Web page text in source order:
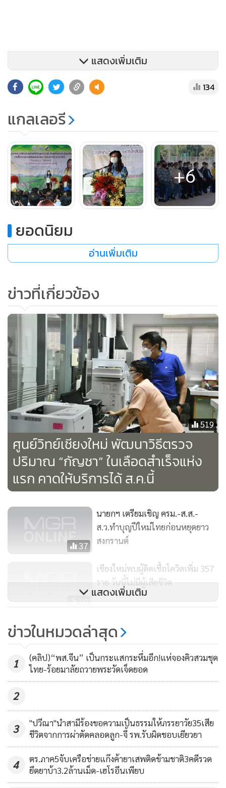
ทั้งนี้ รัฐมนตรีช่วยว่าการกระทรวงเกษตรและสหกรณ์ กล่าว
ชื่นชมสหกรณ์การเกษตรของจังหวัดเชียงใหม่ทั้ง 8 แห่ง ที่นำงบ
ประมาณจากการขอรับสนับสนุนไปดำเนินการกระจายสินค้า
สำเร็จ ซึ่งเกิดขึ้นจากความเข้มแข็งของเกษตรกร โดยกระทรวง
เกษตรและสหกรณ์มีความมุ่งหวังที่จะตอบสนองความต้องการ
ของสหกรณ์การเกษตรให้มากที่สุด และได้มีการสนับสนุนเครื่อง
ผลผลิต เพื่อให้สหกรณ์การเกษตรนำไปจัดสรรแก่สมาชิกและ
เกิดประโยชน์สูงสุด
นอกจากนี้ กระทรวงเกษตรและสหกรณ์ได้มีการดำเนินโครงการ
ลูกหลานเกษตรกรกลับบ้าน โดยบูรณาการทั้งกระทรวงเกษตร
และสหกรณ์ เพื่อช่วยดูแลลูกหลานเกษตรกรที่กลับมาประกอบ
อาชีพที่บ้านเกิดให้มีงาน มีรายได้เลี้ยงตนเอง ทั้งนี้ ในพื้นที่อำเภอ
พร้าวถือเป็นพื้นที่ที่มีการปลูกมันจำนวนมาก กระทรวงเกษตร
และสหกรณ์จึงมีแนวคิดที่จะพัฒนาหัวมันของประเทศไทยให้มี
คุณภาพ ได้มาตรฐาน และห่างไกลจากเชื้อรา เพื่อลดการนำเข้า
จากต่างประเทศ รวมทั้งขอให้เกษตรกรหันมาเพิ่มพื้นที่ปลูกพืชที่
ยั่งยืน สร้างรายได้ที่มั่นคงแก่เกษตรกร
แสดงเพิ่มเติม
134
แกลเลอรี
+6
ยอดนิยม
อ่านเพิ่มเติม
ข่าวที่เกี่ยวข้อง
519
ศูนย์วิทย์เชียงใหม่ พัฒนาวิธีตรวจ
ปริมาณ “กัญชา” ในเลือดสำเร็จแห่ง
แรก คาดให้บริการได้ ส.ค.นี้
37
นายกฯ เตรียมเชิญ ครม.-ส.ส.-
ส.ว.ทำบุญปีใหม่ไทยก่อนหยุดยาว
สงกรานต์
50
เชียงใหม่พบผู้ติดเชื้อโควิดเพิ่ม 357
ราย วันนี้ไม่มีผู้เสียชีวิต
1,308
พัฒนาการเกษตรฯ ดอกเบี้ย 0.01%
แสดงเพิ่มเติม
ข่าวในหมวดล่าสุด
1
(คลิป)“พส.จีน” เป็นกระแสกระหึ่มอีก!แห่จองคิวสวมชุด
ไทย-ร้อยมาลัยถวายพระวัดเจ็ดยอด
2
3
"ปวีณา"นำสามีร้องขอความเป็นธรรมให้ภรรยาวัย35เสีย
ชีวิตจากการผ่าตัดคลอดลูก-จี้ รพ.รับผิดชอบเยียวยา
4
ตร.ภาค5จับเครือข่ายแก๊งค้ายาเสพติดข้ามชาติ3คดีรวด
ยึดยาบ้า3.2ล้านเม็ด-เฮโรอีนเพียบ